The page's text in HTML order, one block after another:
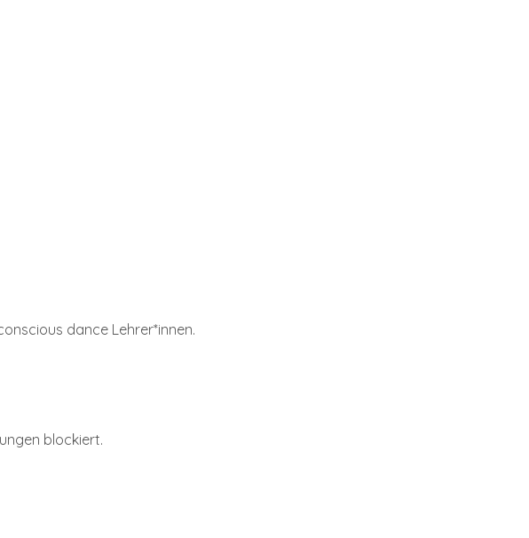
dance Lehrer*innen.
blockiert.